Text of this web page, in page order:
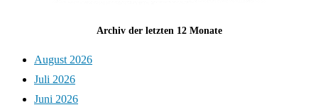
Archiv der letzten 12 Monate
August 2026
Juli 2026
Juni 2026